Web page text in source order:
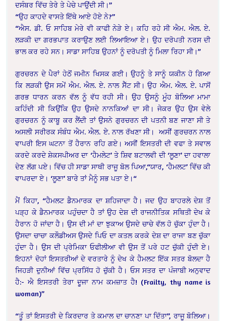
ਦਸੰਬਰ ਵਿੱਚ ਤੇਰੇ ਤੇ ਪੇਚੇ ਪਾਉਂਦੀ ਸੀ।”
“ਉਹ ਕਾਹਦੇ ਵਾਸਤੇ ਇੱਥੇ ਆਏ ਹੋਏ ਨੇ?”
“ਐਸ. ਡੀ. ਓ ਸਾਹਿਬ ਮੇਰੇ ਵੀ ਕਾਫੀ ਨੇੜੇ ਏ। ਕਹਿ ਰਹੇ ਸੀ ਐਮ. ਐਲ. ਏ.
ਲੜਕੀ ਦਾ ਗਰਭਪਾਤ ਕਰਾਉਣ ਲਈ ਲਿਆਇਆ ਏ। ਉਹ ਦਰੋਪਤੀ ਨਰਸ ਦੀ
ਭਾਲ ਕਰ ਰਹੇ ਸਨ। ਸਾਡਾ ਸਾਹਿਬ ਉਹਨਾਂ ਨੂੰ ਦਰੋਪਤੀ ਨੂੰ ਮਿਲਾ ਰਿਹਾ ਸੀ।”
ਗੁਰਚਰਨ ਦੇ ਪੈਰਾਂ ਹੇਠੋਂ ਜਮੀਨ ਖਿਸਕ ਗਈ। ਉਹਨੂੰ ਤੇ ਸਾਨੂੰ ਯਕੀਨ ਹੋ ਗਿਆ
ਕਿ ਲੜਕੀ ਉਸ ਸਮੇਂ ਐਮ. ਐਲ. ਏ. ਨਾਲ ਸੈੱਟ ਸੀ। ਉਹ ਐਮ. ਐਲ. ਏ. ਪਾਸੋਂ
ਗਰਭ ਧਾਰਨ ਕਰਨ ਵੱਲ ਨੂੰ ਵੱਧ ਰਹੀ ਸੀ। ਉਹ ਉਸਨੂੰ ਮੂੰਹ ਬੋਲਿਆ ਮਾਮਾ
ਕਹਿੰਦੀ ਸੀ ਕਿਉਂਕਿ ਉਹ ਉਸਦੇ ਨਾਨਕਿਆਂ ਦਾ ਸੀ। ਜੇਕਰ ਉਹ ਉਸ ਵੇਲੇ
ਗੁਰਚਰਨ ਨੂੰ ਕਾਬੂ ਕਰ ਲੈਂਦੀ ਤਾਂ ਉਸਨੇ ਗੁਰਚਰਨ ਦੀ ਪਤਨੀ ਬਣ ਜਾਣਾ ਸੀ ਤੇ
ਅਸਲੀ ਸਰੀਰਕ ਸੰਬੰਧ ਐਮ. ਐਲ. ਏ. ਨਾਲ ਰੱਖਣਾ ਸੀ। ਅਸੀਂ ਗੁਰਚਰਨ ਨਾਲ
ਵਾਪਰੀ ਇਸ ਘਟਨਾ ਤੋਂ ਹੈਰਾਨ ਰਹਿ ਗਏ। ਅਸੀਂ ਇਸਤਰੀ ਦੀ ਵਫਾ ਤੇ ਸਵਾਲ
ਕਰਦੇ ਕਰਦੇ ਸ਼ੇਕਸਪੀਅਰ ਦਾ ‘ਹੈਮਲੇਟ’ ਤੇ ਸ਼ਿਵ ਬਟਾਲਵੀ ਦੀ ‘ਲੂਣਾ’ ਦਾ ਹਵਾਲਾ
ਦੇਣ ਲੱਗ ਪਏ। ਵਿੱਚ ਹੀ ਸਾਡਾ ਸਾਥੀ ਰਾਜੂ ਬੋਲ ਪਿਆ,“ਯਾਰ, ‘ਹੈਮਲਟ’ ਵਿੱਚ ਕੀ
ਵਾਪਰਦਾ ਏ। ‘ਲੂਣਾ’ ਬਾਰੇ ਤਾਂ ਮੈਨੂੰ ਸਭ ਪਤਾ ਏ।“
ਮੈਂ ਕਿਹਾ, “ਹੈਮਲਟ ਡੈਨਮਾਰਕ ਦਾ ਸ਼ਹਿਜਾਦਾ ਹੈ। ਜਦ ਉਹ ਬਾਹਰਲੇ ਦੇਸ਼ ਤੋਂ
ਪੜ੍ਹ ਕੇ ਡੈਨਮਾਰਕ ਪਹੁੰਚਦਾ ਹੈ ਤਾਂ ਉਹ ਦੇਸ਼ ਦੀ ਰਾਜਨੀਤਿਕ ਸਥਿਤੀ ਦੇਖ ਕੇ
ਹੈਰਾਨ ਹੋ ਜਾਂਦਾ ਹੈ। ਉਸ ਦੀ ਮਾਂ ਦਾ ਝੁਕਾਅ ਉਸਦੇ ਚਾਚੇ ਵੱਲ ਹੋ ਚੁੱਕਾ ਹੁੰਦਾ ਹੈ।
ਉਸਦਾ ਚਾਚਾ ਕਲੌਡੀਅਸ ਉਸਦੇ ਪਿਓ ਦਾ ਕਤਲ ਕਰਕੇ ਦੇਸ਼ ਦਾ ਰਾਜਾ ਬਣ ਚੁੱਕਾ
ਹੁੰਦਾ ਹੈ। ਉਸ ਦੀ ਪ੍ਰੇਮਿਕਾ ਓਫੀਲੀਆ ਵੀ ਉਸ ਤੋਂ ਪਰੇ ਹਟ ਚੁੱਕੀ ਹੁੰਦੀ ਏ।
ਇਹਨਾਂ ਦੋਹਾਂ ਇਸਤਰੀਆਂ ਦੇ ਵਰਤਾਰੇ ਨੂੰ ਦੇਖ ਕੇ ਹੈਮਲਟ ਇੱਕ ਸਤਰ ਬੋਲਦਾ ਹੈ
ਜਿਹੜੀ ਦੁਨੀਆਂ ਵਿੱਚ ਪ੍ਰਸਿੱਧ ਹੋ ਚੁੱਕੀ ਹੈ। ਓਸ ਸਤਰ ਦਾ ਪੰਜਾਬੀ ਅਨੁਵਾਦ
ਹੈ:- ਐ ਇਸਤਰੀ ਤੇਰਾ ਦੂਜਾ ਨਾਮ ਕਮਜ਼ਾਤ ਹੈ! (Frailty, thy name is
woman)”
“ਤੂੰ ਤਾਂ ਇਸਤਰੀ ਦੇ ਕਿਰਦਾਰ ਤੇ ਕਮਾਲ ਦਾ ਚਾਨਣਾ ਪਾ ਦਿੱਤਾ”, ਰਾਜੂ ਬੋਲਿਆ।